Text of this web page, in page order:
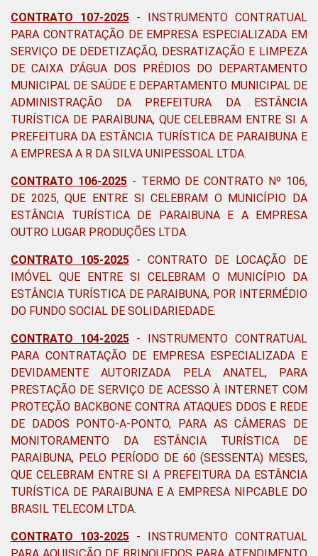
CONTRATO 107-2025 - INSTRUMENTO CONTRATUAL
PARA CONTRATAÇÃO DE EMPRESA ESPECIALIZADA EM
SERVIÇO DE DEDETIZAÇÃO, DESRATIZAÇÃO E LIMPEZA
DE CAIXA D’ÁGUA DOS PRÉDIOS DO DEPARTAMENTO
MUNICIPAL DE SAÚDE E DEPARTAMENTO MUNICIPAL DE
ADMINISTRAÇÃO DA PREFEITURA DA ESTÂNCIA
TURÍSTICA DE PARAIBUNA, QUE CELEBRAM ENTRE SI A
PREFEITURA DA ESTÂNCIA TURÍSTICA DE PARAIBUNA E
A EMPRESA A R DA SILVA UNIPESSOAL LTDA.
CONTRATO 106-2025- TERMO DE CONTRATO Nº 106,
DE 2025, QUE ENTRE SI CELEBRAM O MUNICÍPIO DA
ESTÂNCIA TURÍSTICA DE PARAIBUNA E A EMPRESA
OUTRO LUGAR PRODUÇÕES LTDA.
CONTRATO 105-2025 - CONTRATO DE LOCAÇÃO DE
IMÓVEL QUE ENTRE SI CELEBRAM O MUNICÍPIO DA
ESTÂNCIA TURÍSTICA DE PARAIBUNA, POR INTERMÉDIO
DO FUNDO SOCIAL DE SOLIDARIEDADE.
CONTRATO 104-2025 - INSTRUMENTO CONTRATUAL
PARA CONTRATAÇÃO DE EMPRESA ESPECIALIZADA E
DEVIDAMENTE AUTORIZADA PELA ANATEL, PARA
PRESTAÇÃO DE SERVIÇO DE ACESSO À INTERNET COM
PROTEÇÃO BACKBONE CONTRA ATAQUES DDOS E REDE
DE DADOS PONTO-A-PONTO, PARA AS CÂMERAS DE
MONITORAMENTO DA ESTÂNCIA TURÍSTICA DE
PARAIBUNA, PELO PERÍODO DE 60 (SESSENTA) MESES,
QUE CELEBRAM ENTRE SI A PREFEITURA DA ESTÂNCIA
TURÍSTICA DE PARAIBUNA E A EMPRESA NIPCABLE DO
BRASIL TELECOM LTDA.
CONTRATO 103-2025 - INSTRUMENTO CONTRATUAL
PARA AQUISIÇÃO DE BRINQUEDOS PARA ATENDIMENTO